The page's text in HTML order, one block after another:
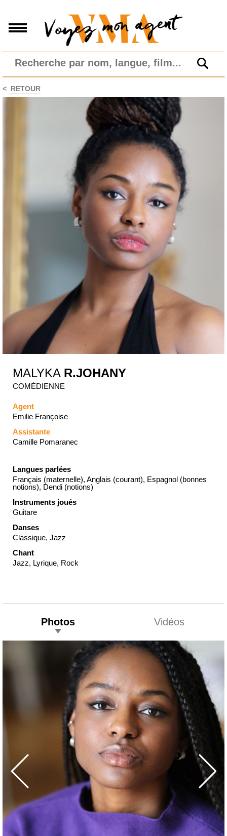
< RETOUR
MALYKA R.JOHANY
COMÉDIENNE
Agent
Emilie Françoise
Assistante
Camille Pomaranec
Langues parlées
Français (maternelle), Anglais (courant), Espagnol (bonnes
notions), Dendi (notions)
Instruments joués
Guitare
Danses
Classique, Jazz
Chant
Jazz, Lyrique, Rock
Photos Vidéos